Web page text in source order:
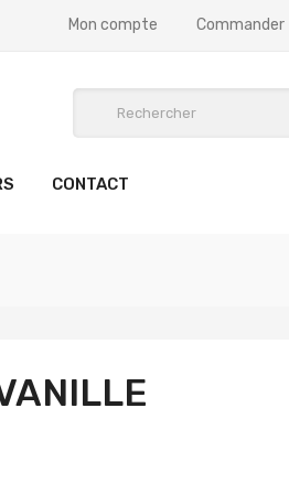
Mon compte Commander
CONTACT